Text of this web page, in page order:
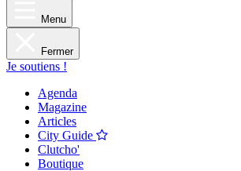
Menu
Fermer
Je soutiens !
Agenda
Magazine
Articles
City Guide
Clutcho'
Boutique